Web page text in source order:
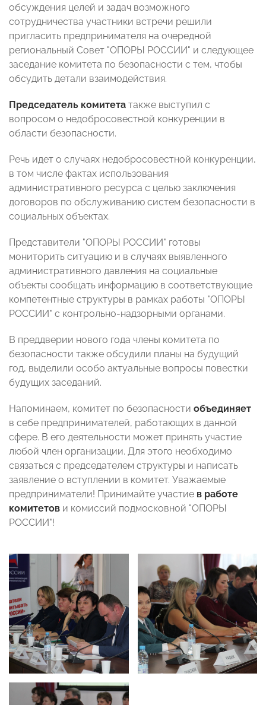
обсуждения целей и задач возможного
сотрудничества участники встречи решили
пригласить предпринимателя на очередной
региональный Совет "ОПОРЫ РОССИИ" и следующее
заседание комитета по безопасности с тем, чтобы
обсудить детали взаимодействия.
Председатель комитета также выступил с
вопросом о недобросовестной конкуренции в
области безопасности.
Речь идет о случаях недобросовестной конкуренции,
в том числе фактах использования
административного ресурса с целью заключения
договоров по обслуживанию систем безопасности в
социальных объектах.
Представители "ОПОРЫ РОССИИ" готовы
мониторить ситуацию и в случаях выявленного
административного давления на социальные
объекты сообщать информацию в соответствующие
компетентные структуры в рамках работы "ОПОРЫ
РОССИИ" с контрольно-надзорными органами.
В преддверии нового года члены комитета по
безопасности также обсудили планы на будущий
год, выделили особо актуальные вопросы повестки
будущих заседаний.
Напоминаем, комитет по безопасности объединяет
в себе предпринимателей, работающих в данной
сфере. В его деятельности может принять участие
любой член организации. Для этого необходимо
связаться с председателем структуры и написать
заявление о вступлении в комитет. Уважаемые
предприниматели! Принимайте участие в работе
комитетов и комиссий подмосковной "ОПОРЫ
РОССИИ"!